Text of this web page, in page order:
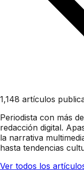
1,148 artículos
Periodista con más
redacción digital.
la narrativa
hasta tendencias
Ver todos los